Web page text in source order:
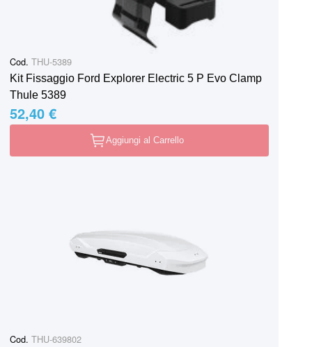
Cod. THU-5389
Kit Fissaggio Ford Explorer Electric 5 P Evo Clamp
Thule 5389
52,40 €
Aggiungi al Carrello
Cod. THU-639802